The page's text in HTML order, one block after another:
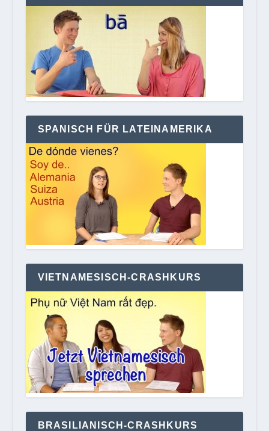
SPANISCH FÜR LATEINAMERIKA
VIETNAMESISCH-CRASHKURS
BRASILIANISCH-CRASHKURS